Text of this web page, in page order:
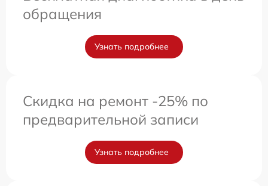
обращения
Узнать подробнее
Скидка на ремонт -25% по
предварительной записи
Узнать подробнее